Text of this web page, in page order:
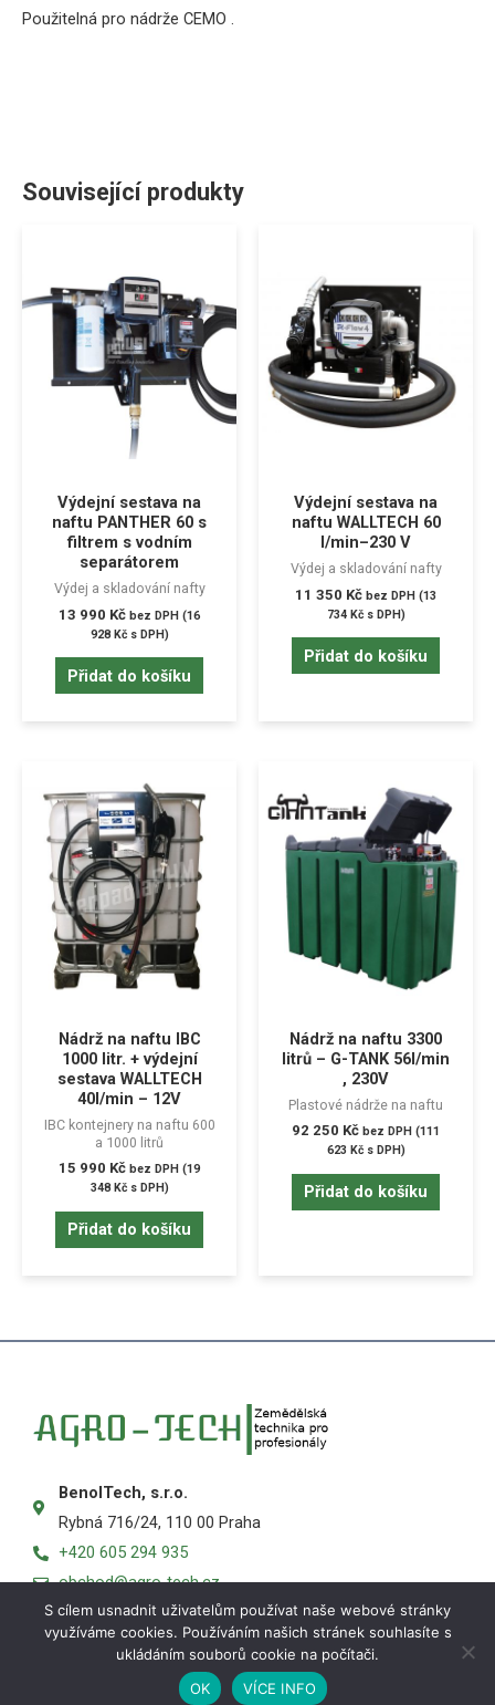
Použitelná pro nádrže CEMO .
Související produkty
Výdejní sestava na
naftu PANTHER 60 s
filtrem s vodním
separátorem
Výdej a skladování nafty
13 990 Kč bez DPH (16
928 Kčs DPH)
Přidat do košíku
Výdejní sestava na
naftu WALLTECH 60
l/min–230 V
Výdej a skladování nafty
11 350 Kč bez DPH (13
734 Kčs DPH)
Přidat do košíku
Nádrž na naftu IBC
1000 litr. + výdejní
sestava WALLTECH
40l/min – 12V
IBC kontejnery na naftu 600
a 1000 litrů
15 990 Kč bez DPH (19
348 Kčs DPH)
Přidat do košíku
Nádrž na naftu 3300
litrů – G-TANK 56l/min
, 230V
Plastové nádrže na naftu
92 250 Kč bez DPH (111
623 Kčs DPH)
Přidat do košíku
BenolTech, s.r.o.
Rybná 716/24, 110 00 Praha
+420 605 294 935
obchod@agro-tech.cz
Můj účet
S cílem usnadnit uživatelům používat naše webové stránky
využíváme cookies. Používáním našich stránek souhlasíte s
ukládáním souborů cookie na počítači.
OK
VÍCE INFO